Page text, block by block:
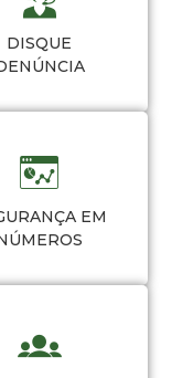
DISQUE
EM